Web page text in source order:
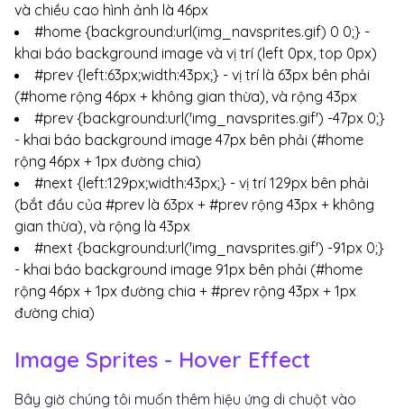
và chiều cao hình ảnh là 46px
#home {background:url(img_navsprites.gif) 0 0;} -
khai báo background image và vị trí (left 0px, top 0px)
#prev {left:63px;width:43px;} - vị trí là 63px bên phải
(#home rộng 46px + không gian thừa), và rộng 43px
#prev {background:url('img_navsprites.gif') -47px 0;}
- khai báo background image 47px bên phải (#home
rộng 46px + 1px đường chia)
#next {left:129px;width:43px;} - vị trí 129px bên phải
(bắt đầu của #prev là 63px + #prev rộng 43px + không
gian thừa), và rộng là 43px
#next {background:url('img_navsprites.gif') -91px 0;}
- khai báo background image 91px bên phải (#home
rộng 46px + 1px đường chia + #prev rộng 43px + 1px
đường chia)
Image Sprites - Hover Effect
Bây giờ chúng tôi muốn thêm hiệu ứng di chuột vào